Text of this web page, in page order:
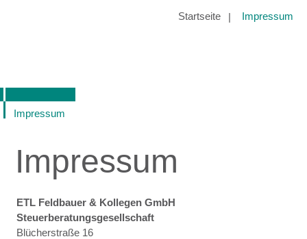
Startseite Impressum
Impressum
Impressum
ETL Feldbauer & Kollegen GmbH
Steuerberatungsgesellschaft
Blücherstraße 16